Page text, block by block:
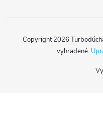
Copyright 2026
vyhradené.